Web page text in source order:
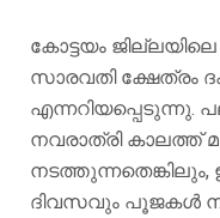
കോട്ടയം
സാരവതി ക്ഷേത്രം
എന്നറിയപ്പെടുന്നു.
നവരാത്രി
ദിവസവും പൂജകൾ